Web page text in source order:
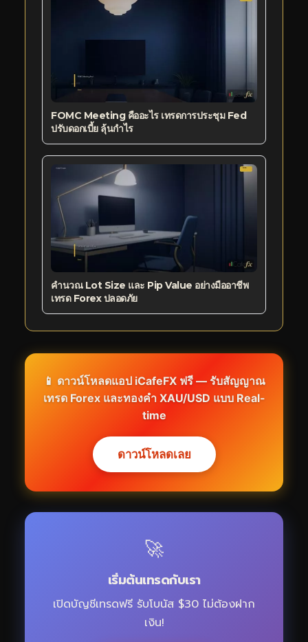
FOMC Meeting คืออะไร เทรดการประชุม Fed
ปรับดอกเบี้ย ลุ้นกำไร
คำนวณ Lot Size และ Pip Value อย่างมืออาชีพ
เทรด Forex ปลอดภัย
📱 ดาวน์โหลดแอป iCafeFX ฟรี — รับสัญญาณ
เทรด Forex และทองคำ XAU/USD แบบ Real-
time
ดาวน์โหลดเลย
🚀
เริ่มต้นเทรดกับเรา
เปิดบัญชีเทรดฟรี รับโบนัส $30 ไม่ต้องฝาก
เงิน!